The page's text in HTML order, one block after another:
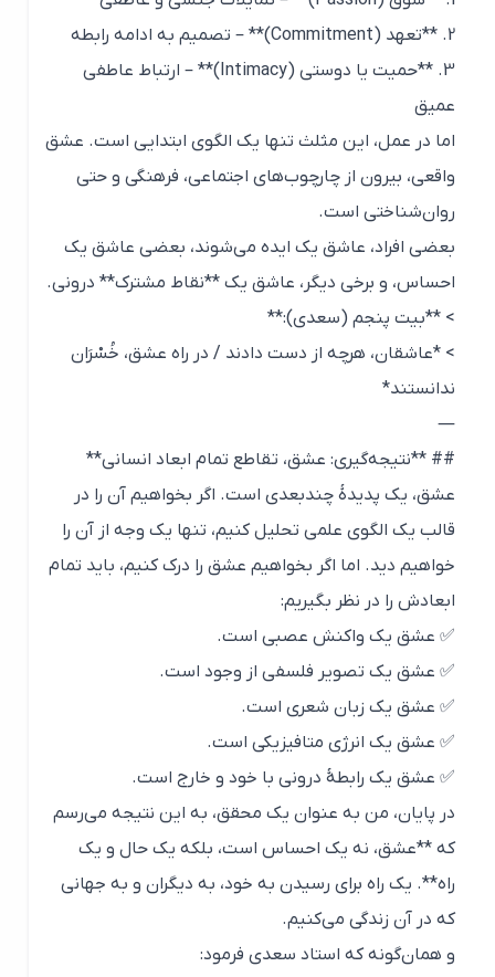
3. **حمیت یا دوستی (Intimacy)** – ارتباط عاطفی
عمیق
اما در عمل، این مثلث تنها یک الگوی ابتدایی است. عشق
واقعی، بیرون از چارچوب‌های اجتماعی، فرهنگی و حتی
روان‌شناختی است.
بعضی افراد، عاشق یک ایده می‌شوند، بعضی عاشق یک
احساس، و برخی دیگر، عاشق یک **نقاط مشترک** درونی.
> **بیت پنجم (سعدی):**
> *عاشقان، هرچه از دست دادند / در راه عشق، خُسْرَان
ندانستند*
## **نتیجه‌گیری: عشق، تقاطع تمام ابعاد انسانی**
عشق، یک پدیدهٔ چندبعدی است. اگر بخواهیم آن را در
قالب یک الگوی علمی تحلیل کنیم، تنها یک وجه از آن را
خواهیم دید. اما اگر بخواهیم عشق را درک کنیم، باید تمام
ابعادش را در نظر بگیریم:
✅ عشق یک واکنش عصبی است.
✅ عشق یک تصویر فلسفی از وجود است.
✅ عشق یک زبان شعری است.
✅ عشق یک انرژی متافیزیکی است.
✅ عشق یک رابطهٔ درونی با خود و خارج است.
در پایان، من به عنوان یک محقق، به این نتیجه می‌رسم
که **عشق، نه یک احساس است، بلکه یک حال و یک
راه**. یک راه برای رسیدن به خود، به دیگران و به جهانی
که در آن زندگی می‌کنیم.
و همان‌گونه که استاد سعدی فرمود: